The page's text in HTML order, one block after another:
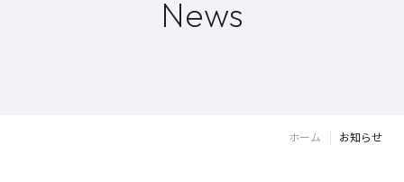
News
ホーム お知らせ